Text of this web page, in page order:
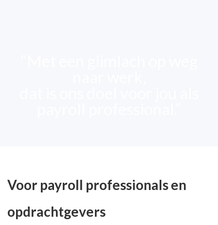
Voor payroll professionals en
opdrachtgevers